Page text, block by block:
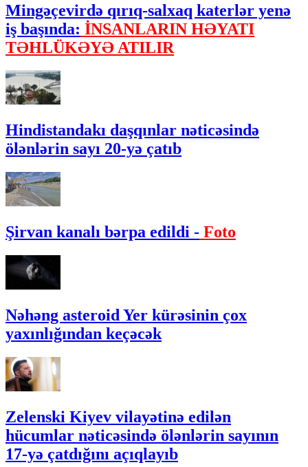
Mingəçevirdə qırıq-salxaq katerlər yenə
iş başında: İNSANLARIN HƏYATI
TƏHLÜKƏYƏ ATILIR
Hindistandakı daşqınlar nəticəsində
ölənlərin sayı 20-yə çatıb
Şirvan kanalı bərpa edildi - Foto
Nəhəng asteroid Yer kürəsinin çox
yaxınlığından keçəcək
Zelenski Kiyev vilayətinə edilən
hücumlar nəticəsində ölənlərin sayının
17-yə çatdığını açıqlayıb